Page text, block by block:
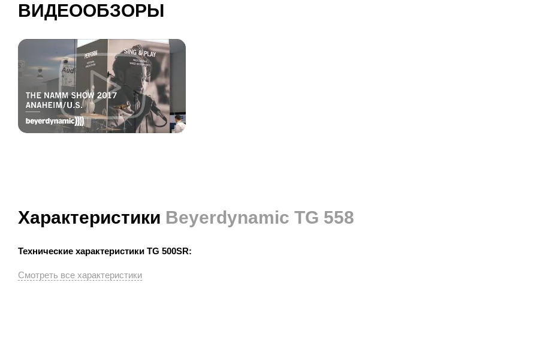
ВИДЕООБЗОРЫ
Характеристики Beyerdynamic TG 558
Технические характеристики TG 500SR: